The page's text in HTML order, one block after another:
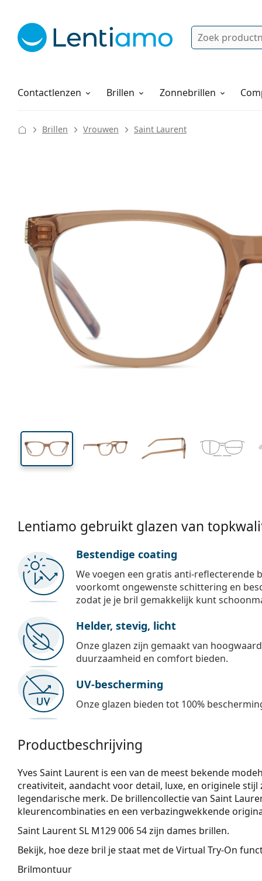
Zoek
Contactlenzen
Lenzenvloeistoffen Brillen Zonnebrillen
Hoe bestellen
Brillen Vrouwen Saint Laurent
42 mm
Glashoogte Glasbreedte
Lentiamo gebruikt glazen van
Bestendige coating
We voegen een gratis anti-reflecterende
voorkomt ongewenste schittering en
zodat je je bril gemakkelijk kunt
Helder, stevig, licht
Onze glazen zijn gemaakt van
duurzaamheid en comfort bieden.
UV-bescherming
Onze glazen bieden tot 100%
Productbeschrijving
Yves Saint Laurent is een van de meest bekende
creativiteit, aandacht voor detail, luxe, en originele
legendarische merk. De brillencollectie van Saint
kleurencombinaties en een verbazingwekkende
Saint Laurent SL M129 006 54zijn dames brillen.
Bekijk, hoe deze bril je staat met de Virtual Try-On
Brilmontuur